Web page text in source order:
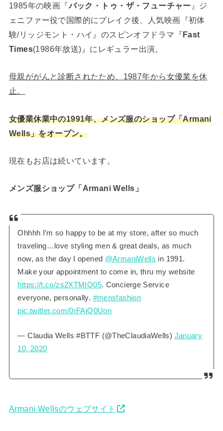
1985年の映画『バック・トゥ・ザ・フューチャー 』ジ
ェニファー役で国際的にブレイク後、人気映画『初体
験/リッジモント・ハイ』のスピンオフドラマ『Fast
Times(1986年放送)』にレギュラー出演。
母親ががんと診断されたため、1987年から女優業を休
止。
女優業休業中の1991年、メンズ服のショップ「Armani
Wells」をオープン。
現在もお店は続いています。
メンズ服ショップ「Armani Wells」
Ohhhh I’m so happy to be at my store, after so much
traveling…love styling men & great deals, as much
now, as the day I opened @ArmaniWells in 1991.
Make your appointment to come in, thru my website
https://t.co/zs2XTMIQ05. Concierge Service
everyone, personally. #mensfashion
pic.twitter.com/0rFAjQ0Uon
— Claudia Wells #BTTF (@TheClaudiaWells) January
10, 2020
Armani Wellsのウェブサイト